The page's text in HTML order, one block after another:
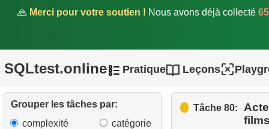
🙏 Merci pour votre soutien ! Nous avons déjà collecté
SQLtest.online Pratique Leçons
Grouper les tâches par:
complexité
catégorie
75.Répartition des locations
par tranche horaire
jour de la semaine
Tâche 80: